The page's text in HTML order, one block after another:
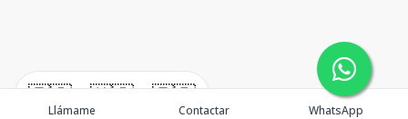
🇪🇸 🇺🇸 🇫🇷
Llámame Contactar WhatsApp